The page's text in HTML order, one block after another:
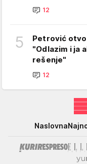
12
5
Petrović
"Odlazim i ja
rešenje"
12
Naslovna